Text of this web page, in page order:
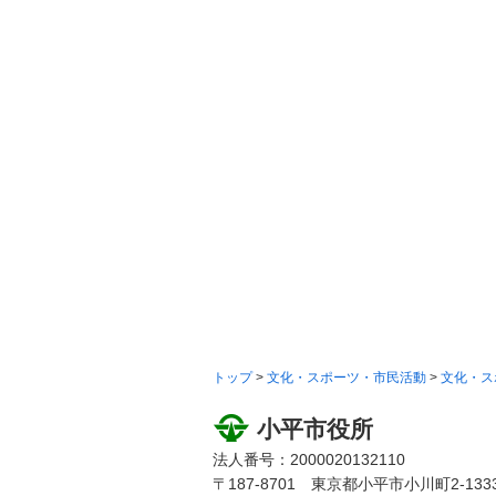
トップ> 文化・スポーツ・市民活動 > 文化・
小平市役所
法人番号：2000020132110
〒187-8701 東京都小平市小川町2-